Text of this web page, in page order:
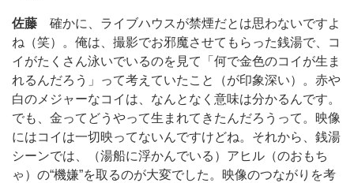
佐藤 確かに、ライブハウスが禁煙だとは思わないですよ
ね（笑）。俺は、撮影でお邪魔させてもらった銭湯で、コ
イがたくさん泳いでいるのを見て「何で金色のコイが生ま
れるんだろう」って考えていたこと（が印象深い）。赤や
白のメジャーなコイは、なんとなく意味は分かるんです。
でも、金ってどうやって生まれてきたんだろうって。映像
にはコイは一切映ってないんですけどね。それから、銭湯
シーンでは、（湯船に浮かんでいる）アヒル（のおもち
ゃ）の“機嫌”を取るのが大変でした。映像のつながりを考